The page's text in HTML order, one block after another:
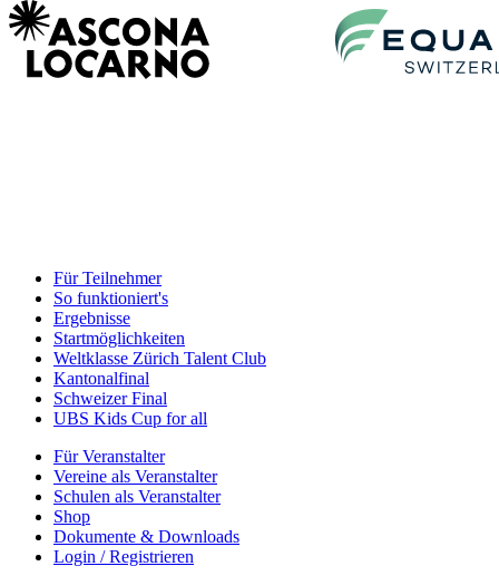
Für Teilnehmer
So funktioniert's
Ergebnisse
Startmöglichkeiten
Weltklasse Zürich Talent Club
Kantonalfinal
Schweizer Final
UBS Kids Cup for all
Für Veranstalter
Vereine als Veranstalter
Schulen als Veranstalter
Shop
Dokumente & Downloads
Login / Registrieren